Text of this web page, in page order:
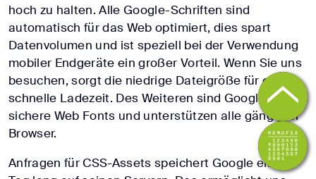
hoch zu halten. Alle Google-Schriften sind
automatisch für das Web optimiert, dies spart
Datenvolumen und ist speziell bei der Verwendung
mobiler Endgeräte ein großer Vorteil. Wenn Sie uns
besuchen, sorgt die niedrige Dateigröße für eine
schnelle Ladezeit. Des Weiteren sind Google Fonts
sichere Web Fonts und unterstützen alle gängigen
Browser.
Anfragen für CSS-Assets speichert Google einen